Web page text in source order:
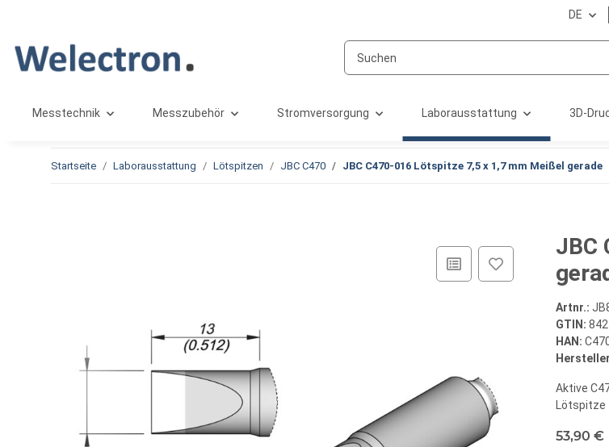
DE
Messtechnik Messzubehör Stromversorgung Laborausstattung 3D-
Startseite Laborausstattung Lötspitzen JBC C470 JBC C470-016 Lötspitze 7,5 x 1,7 mm Meißel gerade
JBC
Artnr.:
GTIN:
HAN:
Aktive
Lötspitze
53,90 €